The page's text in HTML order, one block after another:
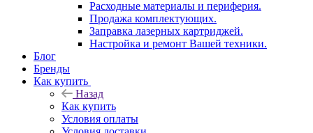
Расходные материалы и периферия.
Продажа комплектующих.
Заправка лазерных картриджей.
Настройка и ремонт Вашей техники.
Блог
Бренды
Как купить
Назад
Как купить
Условия оплаты